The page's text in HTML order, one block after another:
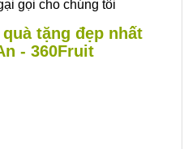
gọi cho chúng tôi
tặng đẹp nhất
- 360Fruit